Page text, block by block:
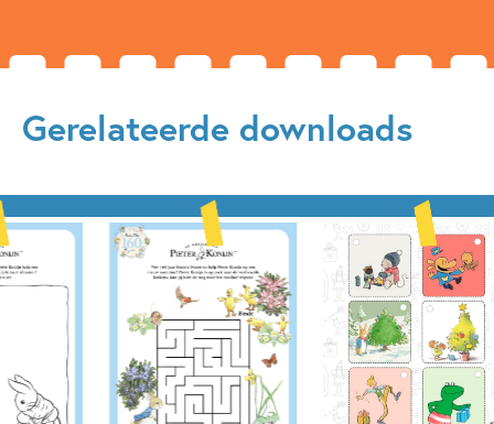
Gerelateerde downloads